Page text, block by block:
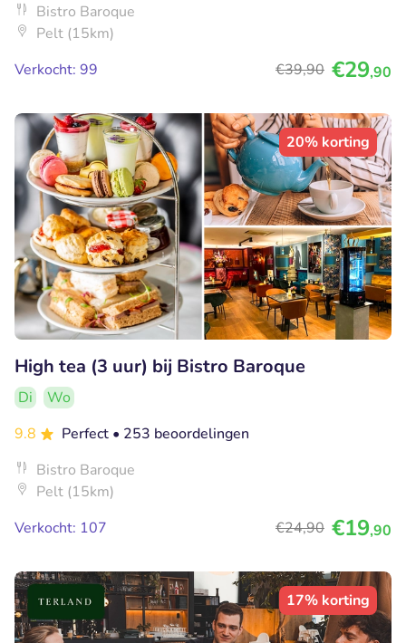
Bistro Baroque
Pelt (15km)
Verkocht: 99
€39,90 €29,90
20% korting
High tea (3 uur) bij Bistro Baroque
Di
Wo
9.8
Perfect • 253 beoordelingen
Bistro Baroque
Pelt (15km)
Verkocht: 107
€24,90 €19,90
17% korting